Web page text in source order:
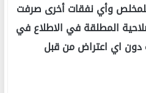
للمخلص وأي نفقات أخرى صرفت
المطلقة في الاطلاع في
اي اعتراض من قبل